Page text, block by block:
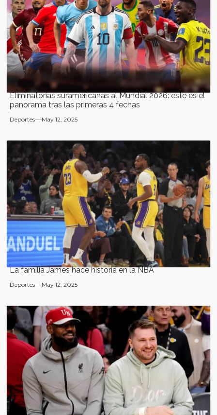
Eliminatorias suramericanas al Mundial 2026: este es el
panorama tras las primeras 4 fechas
Deportes May 12, 2025
La familia James hace historia en la NBA
Deportes May 12, 2025